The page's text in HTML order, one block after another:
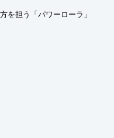
を担う「パワーローラ」